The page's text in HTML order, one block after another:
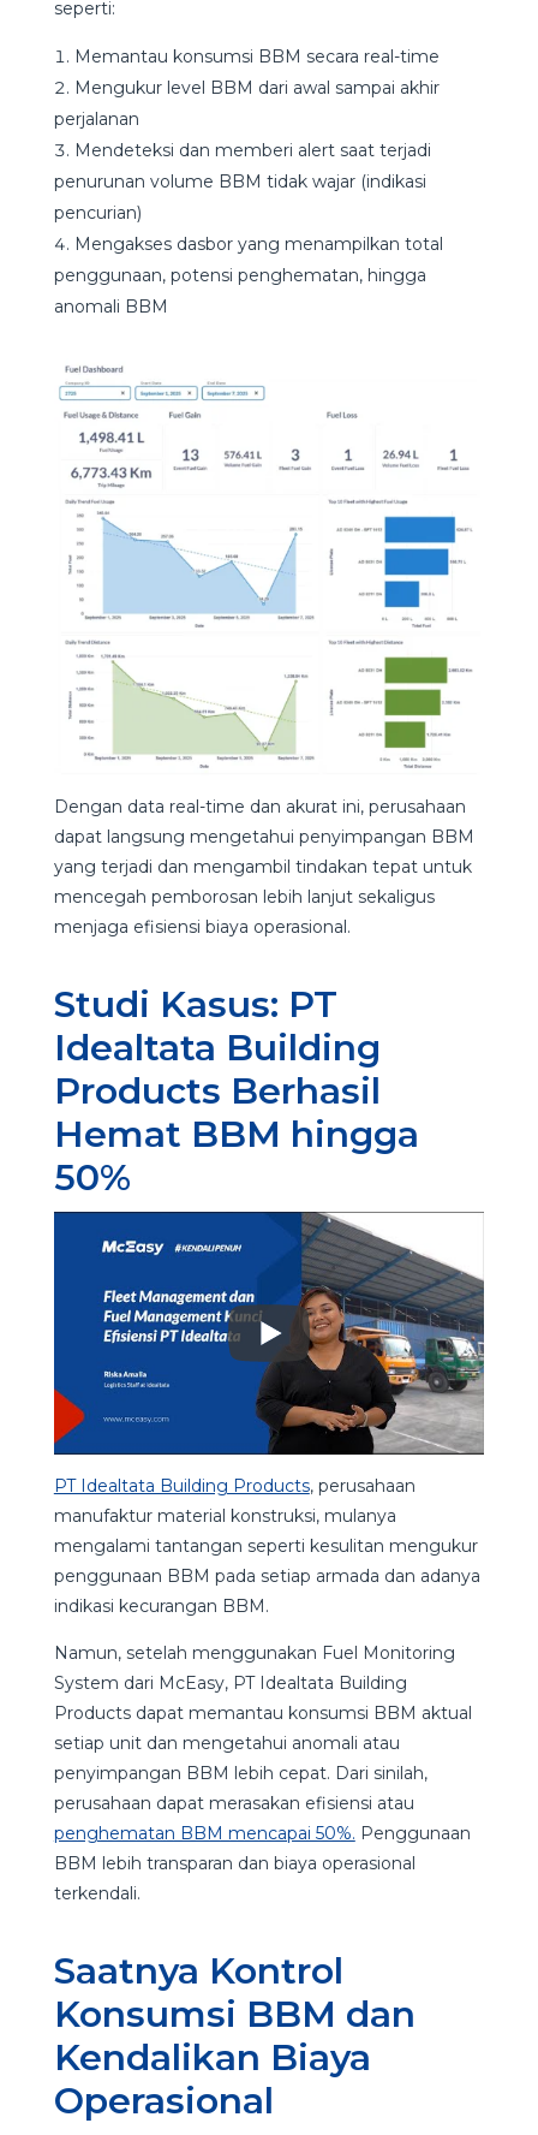
seperti:
Memantau konsumsi BBM secara real-time
Mengukur level BBM dari awal sampai akhir
perjalanan
Mendeteksi dan memberi alert saat terjadi
penurunan volume BBM tidak wajar (indikasi
pencurian)
Mengakses dasbor yang menampilkan total
penggunaan, potensi penghematan, hingga
anomali BBM
Dengan data real-time dan akurat ini, perusahaan
dapat langsung mengetahui penyimpangan BBM
yang terjadi dan mengambil tindakan tepat untuk
mencegah pemborosan lebih lanjut sekaligus
menjaga efisiensi biaya operasional.
Studi Kasus: PT
Idealtata Building
Products Berhasil
Hemat BBM hingga
50%
PT Idealtata Building Products, perusahaan
manufaktur material konstruksi, mulanya
mengalami tantangan seperti kesulitan mengukur
penggunaan BBM pada setiap armada dan adanya
indikasi kecurangan BBM.
Namun, setelah menggunakan Fuel Monitoring
System dari McEasy, PT Idealtata Building
Products dapat memantau konsumsi BBM aktual
setiap unit dan mengetahui anomali atau
penyimpangan BBM lebih cepat. Dari sinilah,
perusahaan dapat merasakan efisiensi atau
penghematan BBM mencapai 50%. Penggunaan
BBM lebih transparan dan biaya operasional
terkendali.
Saatnya Kontrol
Konsumsi BBM dan
Kendalikan Biaya
Operasional